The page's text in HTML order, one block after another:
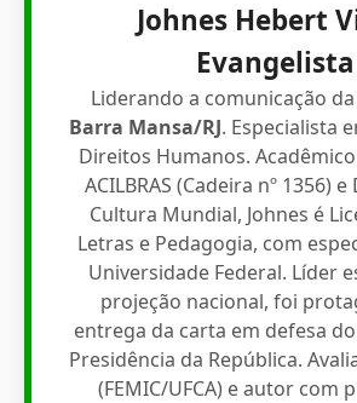
Johnes Hebert
Evangelista
Liderando a comunicação da
Barra Mansa/RJ. Especialista
Direitos Humanos.
ACILBRAS (Cadeira nº 1356)
Cultura Mundial, Johnes é
Letras e Pedagogia, com
Universidade Federal. Líder
projeção nacional, foi
entrega da carta em defesa do
Presidência da República.
(FEMIC/UFCA) e autor com